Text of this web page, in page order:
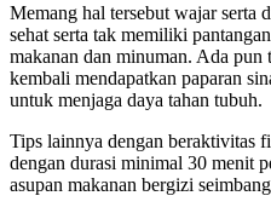
Memang hal tersebut wajar serta
sehat serta tak memiliki
makanan dan minuman. Ada pun
kembali mendapatkan paparan
untuk menjaga daya tahan tubuh.
Tips lainnya dengan beraktivitas
dengan durasi minimal 30 menit
asupan makanan bergizi